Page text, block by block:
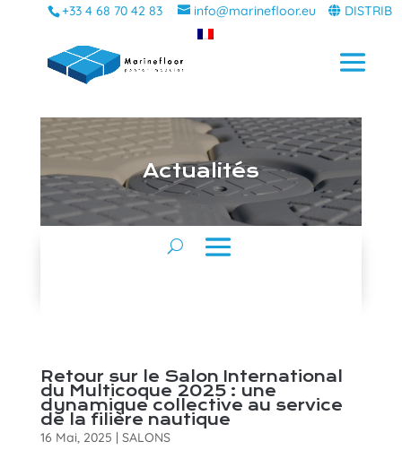
+33 4 68 70 42 83 info@marinefloor.eu DISTRIB
Actualités
Retour sur le Salon International
du Multicoque 2025 : une
dynamique collective au service
de la filière nautique
16 Mai, 2025 | SALONS